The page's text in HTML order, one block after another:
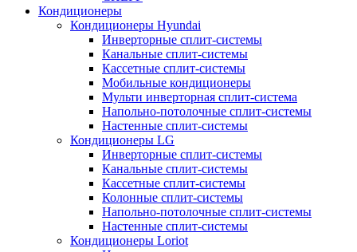
Кондиционеры
Кондиционеры Hyundai
Инверторные сплит-системы
Канальные сплит-системы
Кассетные сплит-системы
Мобильные кондиционеры
Мульти инверторная сплит-система
Напольно-потолочные сплит-системы
Настенные сплит-системы
Кондиционеры LG
Инверторные сплит-системы
Канальные сплит-системы
Кассетные сплит-системы
Колонные сплит-системы
Напольно-потолочные сплит-системы
Настенные сплит-системы
Кондиционеры Loriot